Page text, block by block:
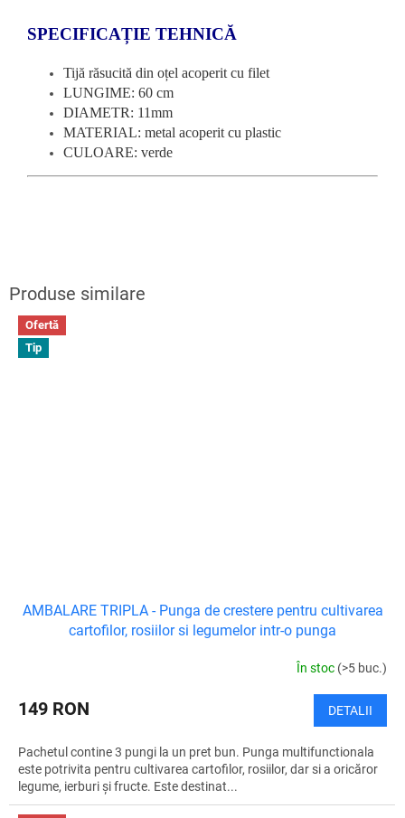
SPECIFICAȚIE TEHNICĂ
Tijă răsucită din oțel acoperit cu filet
LUNGIME: 60 cm
DIAMETR: 11mm
MATERIAL: metal acoperit cu plastic
CULOARE: verde
Ofertă
Tip
AMBALARE TRIPLA - Punga de crestere pentru cultivarea
cartofilor, rosiilor si legumelor intr-o punga
În stoc (>5 buc.)
149 RON DETALII
Pachetul contine 3 pungi la un pret bun. Punga multifunctionala
este potrivita pentru cultivarea cartofilor, rosiilor, dar si a oricăror
legume, ierburi și fructe. Este destinat...